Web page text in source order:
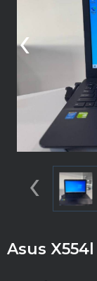
‹
‹
Asus X554l